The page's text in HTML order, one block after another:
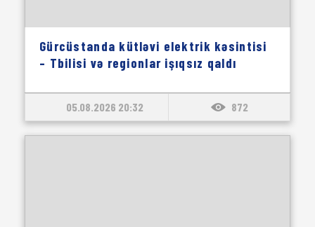
Gürcüstanda kütləvi elektrik kəsintisi
– Tbilisi və regionlar işıqsız qaldı
05.08.2026 20:32 872